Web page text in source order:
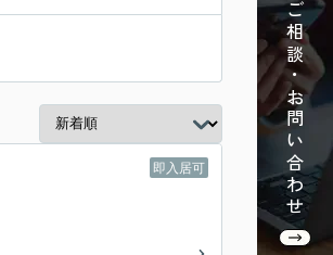
ご相談・お問い合わせ
即入居可